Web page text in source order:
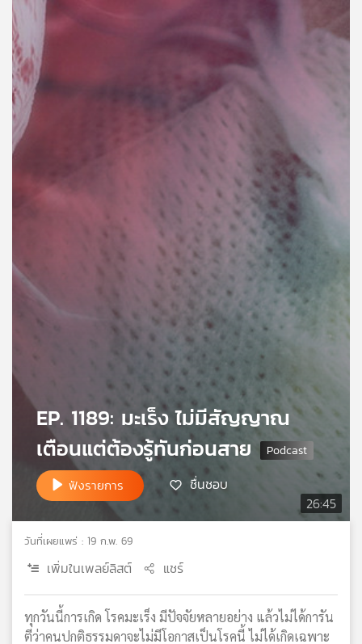
เพลง
บทความ
เกี่ยว
กับ
ข่าย
วิทยุ
แผนที่
วิทยุ
เครือ
26:45
EP. 1189: มะเร็ง ไม่มีสัญญาณ
เตือนแต่ต้องรู้ทันก่อนสาย
ฟังรายการ ชื่นชอบ
วันที่เผยแพร่ : 19 ก.พ. 69
เพิ่มในเพลย์ลิสต์ แชร์
ทุกวันนี้การเกิด โรคมะเร็ง มีปัจจัยหลายอย่าง แล้วไม่ได้การัน
ตีว่าคนปกติธรรมดาจะไม่มีโอกาสเป็นโรคนี้ ไม่ได้เกิดเฉพาะ